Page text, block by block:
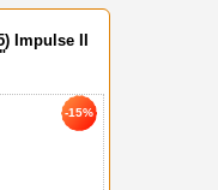
Impulse II
-15%